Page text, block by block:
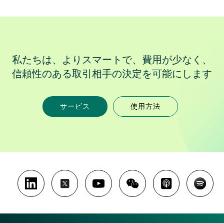
私たちは、よりスマートで、費用が少なく、
信頼性のある取引相手の決定を可能にします
サービス 使用方法